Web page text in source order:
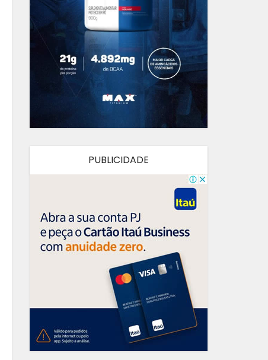
PUBLICIDADE